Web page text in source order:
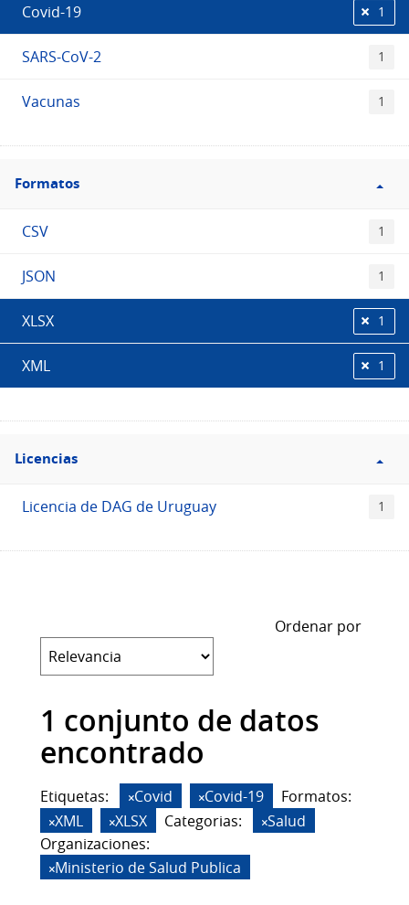
Covid-19 1
SARS-CoV-2 1
Vacunas 1
Filtro
Formatos
Formatos
CSV 1
JSON 1
XLSX 1
XML 1
Filtro
Licencias
Licencias
Licencia de DAG de Uruguay 1
Ordenar por
1 conjunto de datos
encontrado
Etiquetas: Covid Covid-19
Formatos:
XML
XLSX Categorias:
Salud
Organizaciones:
Ministerio de Salud Publica